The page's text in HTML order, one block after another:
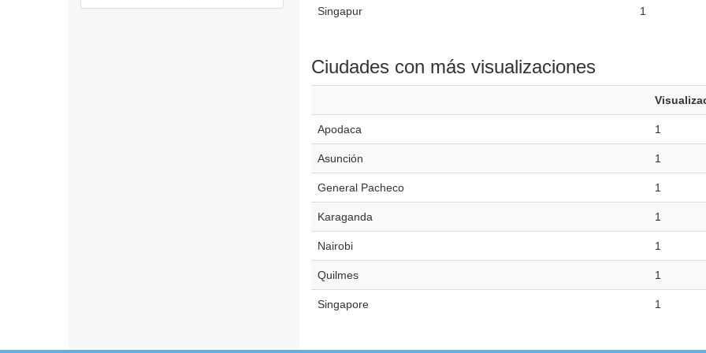
Singapur 1
Ciudades con más visualizaciones
Apodaca 1
Asunción 1
General Pacheco 1
Karaganda 1
Nairobi 1
Quilmes 1
Singapore 1